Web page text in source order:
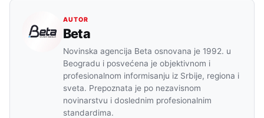
AUTOR
Beta
Novinska agencija Beta osnovana je 1992. u
Beogradu i posvećena je objektivnom i
profesionalnom informisanju iz Srbije, regiona i
sveta. Prepoznata je po nezavisnom
novinarstvu i doslednim profesionalnim
standardima.